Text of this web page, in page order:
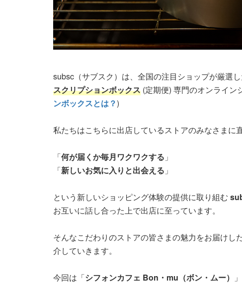
subsc（サブスク）は、全国の注目ショップが厳選
スクリプションボックス (定期便) 専門のオンライン
ンボックスとは？)
私たちはこちらに出店しているストアのみなさまに
「何が届くか毎月ワクワクする 」
「新しいお気に入りと出会える 」
という新しいショッピング体験の提供に取り組む
お互いに話し合った上で出店に至っています。
そんなこだわりのストアの皆さまの魅力をお届け
介していきます。
今回は「シフォンカフェ Bon・mu（ボン・ムー）